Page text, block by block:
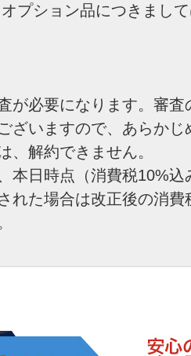
プション品につきまし
が必要になります。審
ざいますので、あらか
、解約できません。
本日時点（消費税10%
れた場合は改正後の消費